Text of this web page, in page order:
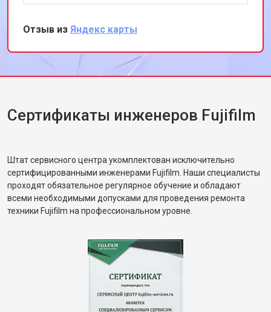
скоростью и качеством работы. Рекомендую
этот сервис всем, кто ценит
профессионализм и качество.
Отзыв из Яндекс карты
Сертификаты инженеров Fujifilm
Штат сервисного центра укомплектован исключительно
сертифицированными инженерами Fujifilm. Наши специалисты
проходят обязательное регулярное обучение и обладают
всеми необходимыми допусками для проведения ремонта
техники Fujifilm на профессиональном уровне.